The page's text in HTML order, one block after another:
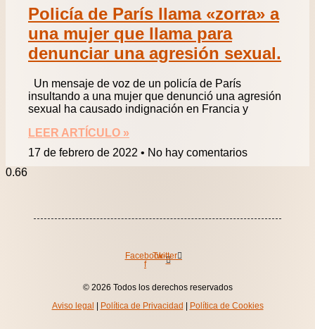
Policía de París llama «zorra» a
una mujer que llama para
denunciar una agresión sexual.
Un mensaje de voz de un policía de París
insultando a una mujer que denunció una agresión
sexual ha causado indignación en Francia y
LEER ARTÍCULO »
17 de febrero de 2022
No hay comentarios
Facebook-
f
Twitter
© 2026 Todos los derechos reservados
Aviso legal | Política de Privacidad | Política de Cookies